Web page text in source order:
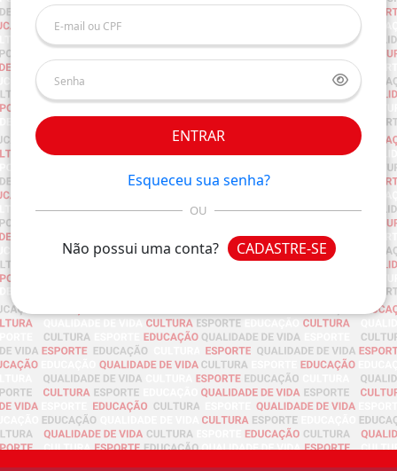
ENTRAR
Esqueceu sua senha?
OU
Não possui uma conta? CADASTRE-SE